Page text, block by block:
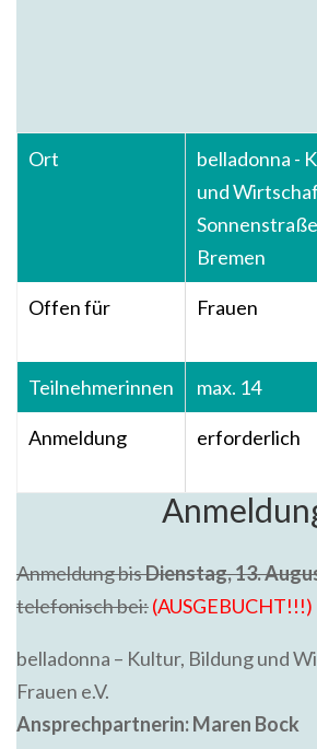
Ort
belladonna -
und
Bremen
Offen für Frauen
Teilnehmerinnen max. 14
Anmeldung erforderlich
Anmeldung bisDienstag, 13.
telefonisch bei:(AUSGEBUCHT!!!)
belladonna – Kultur, Bildung und
Frauen e.V.
Ansprechpartnerin: Maren Bock